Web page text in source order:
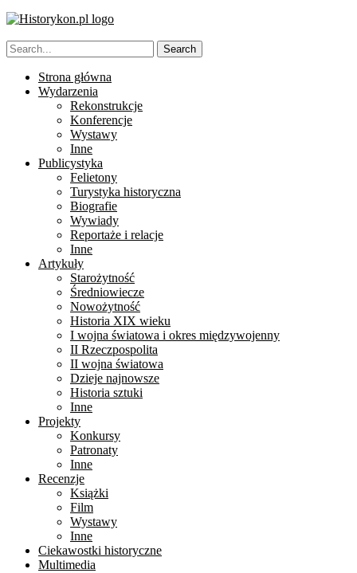
Strona główna
Wydarzenia
Rekonstrukcje
Konferencje
Wystawy
Inne
Publicystyka
Felietony
Turystyka historyczna
Biografie
Wywiady
Reportaże i relacje
Inne
Artykuły
Starożytność
Średniowiecze
Nowożytność
Historia XIX wieku
I wojna światowa i okres międzywojenny
II Rzeczpospolita
II wojna światowa
Dzieje najnowsze
Historia sztuki
Inne
Projekty
Konkursy
Patronaty
Inne
Recenzje
Książki
Film
Wystawy
Inne
Ciekawostki historyczne
Multimedia